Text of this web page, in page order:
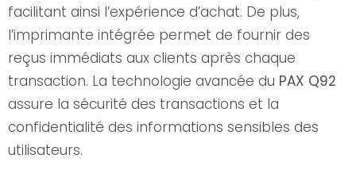
facilitant ainsi l’expérience d’achat. De plus,
l’imprimante intégrée permet de fournir des
reçus immédiats aux clients après chaque
transaction. La technologie avancée du PAX Q92
assure la sécurité des transactions et la
confidentialité des informations sensibles des
utilisateurs.